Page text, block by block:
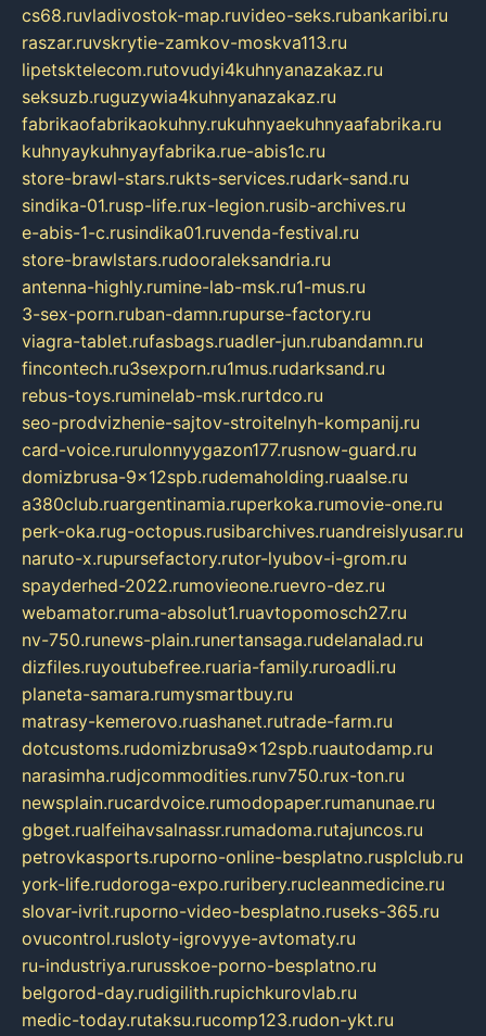
cs68.ruvladivostok-map.ruvideo-seks.rubankaribi.ru
raszar.ruvskrytie-zamkov-moskva113.ru
lipetsktelecom.rutovudyi4kuhnyanazakaz.ru
seksuzb.ruguzywia4kuhnyanazakaz.ru
fabrikaofabrikaokuhny.rukuhnyaekuhnyaafabrika.ru
kuhnyaykuhnyayfabrika.rue-abis1c.ru
store-brawl-stars.rukts-services.rudark-sand.ru
sindika-01.rusp-life.rux-legion.rusib-archives.ru
e-abis-1-c.rusindika01.ruvenda-festival.ru
store-brawlstars.rudooraleksandria.ru
antenna-highly.rumine-lab-msk.ru1-mus.ru
3-sex-porn.ruban-damn.rupurse-factory.ru
viagra-tablet.rufasbags.ruadler-jun.rubandamn.ru
fincontech.ru3sexporn.ru1mus.rudarksand.ru
rebus-toys.ruminelab-msk.rurtdco.ru
seo-prodvizhenie-sajtov-stroitelnyh-kompanij.ru
card-voice.rurulonnyygazon177.rusnow-guard.ru
domizbrusa-9x12spb.rudemaholding.ruaalse.ru
a380club.ruargentinamia.ruperkoka.rumovie-one.ru
perk-oka.rug-octopus.rusibarchives.ruandreislyusar.ru
naruto-x.rupursefactory.rutor-lyubov-i-grom.ru
spayderhed-2022.rumovieone.ruevro-dez.ru
webamator.ruma-absolut1.ruavtopomosch27.ru
nv-750.runews-plain.runertansaga.rudelanalad.ru
dizfiles.ruyoutubefree.ruaria-family.ruroadli.ru
planeta-samara.rumysmartbuy.ru
matrasy-kemerovo.ruashanet.rutrade-farm.ru
dotcustoms.rudomizbrusa9x12spb.ruautodamp.ru
narasimha.rudjcommodities.runv750.rux-ton.ru
newsplain.rucardvoice.rumodopaper.rumanunae.ru
gbget.rualfeihavsalnassr.rumadoma.rutajuncos.ru
petrovkasports.ruporno-online-besplatno.rusplclub.ru
york-life.rudoroga-expo.ruribery.rucleanmedicine.ru
slovar-ivrit.ruporno-video-besplatno.ruseks-365.ru
ovucontrol.rusloty-igrovyye-avtomaty.ru
ru-industriya.rurusskoe-porno-besplatno.ru
belgorod-day.rudigilith.rupichkurovlab.ru
medic-today.rutaksu.rucomp123.rudon-ykt.ru